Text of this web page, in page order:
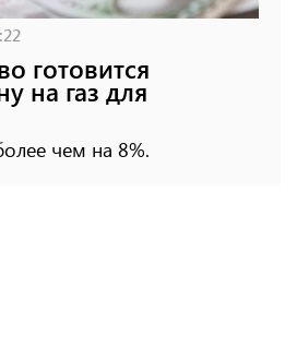
готовится
на газ для
чем на 8%.